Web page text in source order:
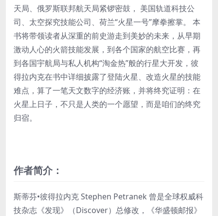
天局、俄罗斯联邦航天局紧锣密鼓， 美国轨道科技公
司、太空探究技能公司、荷兰“火星一号”摩拳擦掌。 本
书将带领读者从深重的前史游走到美妙的未来，从早期
激动人心的火箭技能发展，到各个国家的航空比赛，再
到各国宇航局与私人机构“淘金热”般的行星大开发，彼
得拉内克在书中详细披露了登陆火星、改造火星的技能
难点，算了一笔天文数字的经济账，并将终究证明：在
火星上日子，不只是人类的一个愿望，而是咱们的终究
归宿。
作者简介：
斯蒂芬•彼得拉内克 Stephen Petranek 曾是全球权威科
技杂志《发现》（Discover）总修改，《华盛顿邮报》